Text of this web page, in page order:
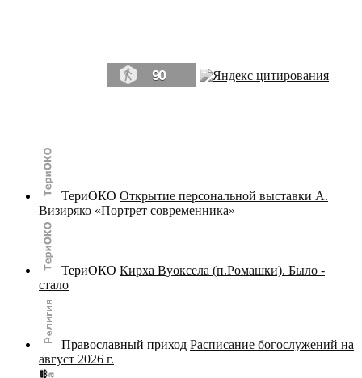
90
ТериОКО Открытие персональной выставки А.
Визиряко «Портрет современника»
ТериОКО Кирха Вуоксела (п.Ромашки). Было -
стало
Православный приход Расписание богослужений на
август 2026 г.